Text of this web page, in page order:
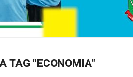
TAG "ECONOMIA"